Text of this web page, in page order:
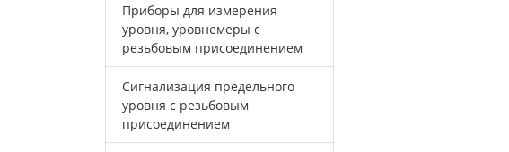
Приборы для измерения
уровня, уровнемеры с
резьбовым присоединением
Сигнализация предельного
уровня с резьбовым
присоединением